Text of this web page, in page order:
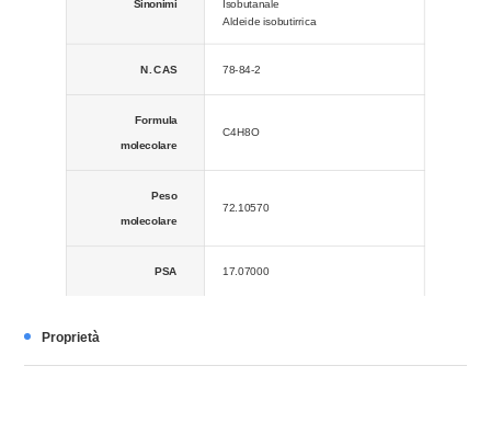
Sinonimi
Isobutanale
Aldeide isobutirrica
N. CAS 78-84-2
Formula
molecolare
C4H8O
Peso
molecolare
72.10570
PSA 17.07000
Proprietà